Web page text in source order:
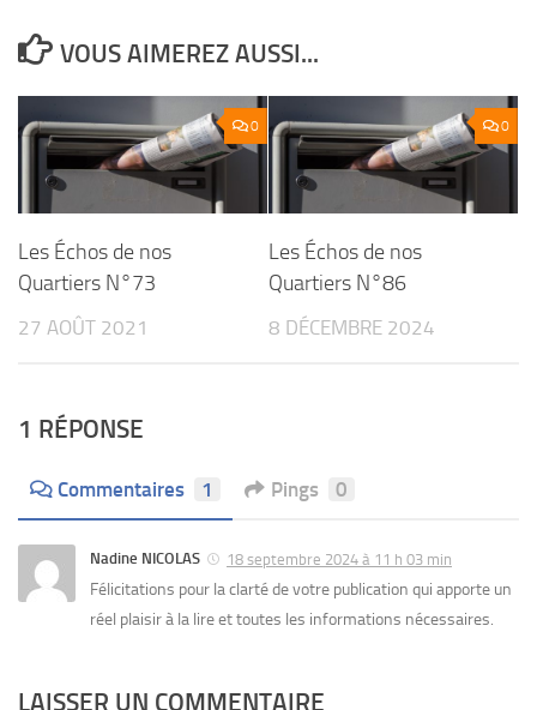
VOUS AIMEREZ AUSSI...
0
Les Échos de nos
Quartiers N°73
27 AOÛT 2021
0
Les Échos de nos
Quartiers N°86
8 DÉCEMBRE 2024
1 RÉPONSE
Commentaires 1 Pings 0
Nadine NICOLAS 18 septembre 2024 à 11 h 03 min
Félicitations pour la clarté de votre publication qui apporte un
réel plaisir à la lire et toutes les informations nécessaires.
LAISSER UN COMMENTAIRE